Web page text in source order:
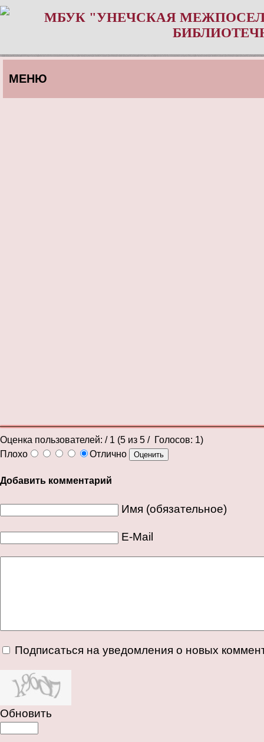
МБУК "УНЕЧСКАЯ
МЕНЮ
Оценка пользователей: / 1 (5 из 5 / Голосов: 1)
Плохо
Отлично
Добавить комментарий
Имя (обязательное)
E-Mail
Подписаться на уведомления о новых
Обновить